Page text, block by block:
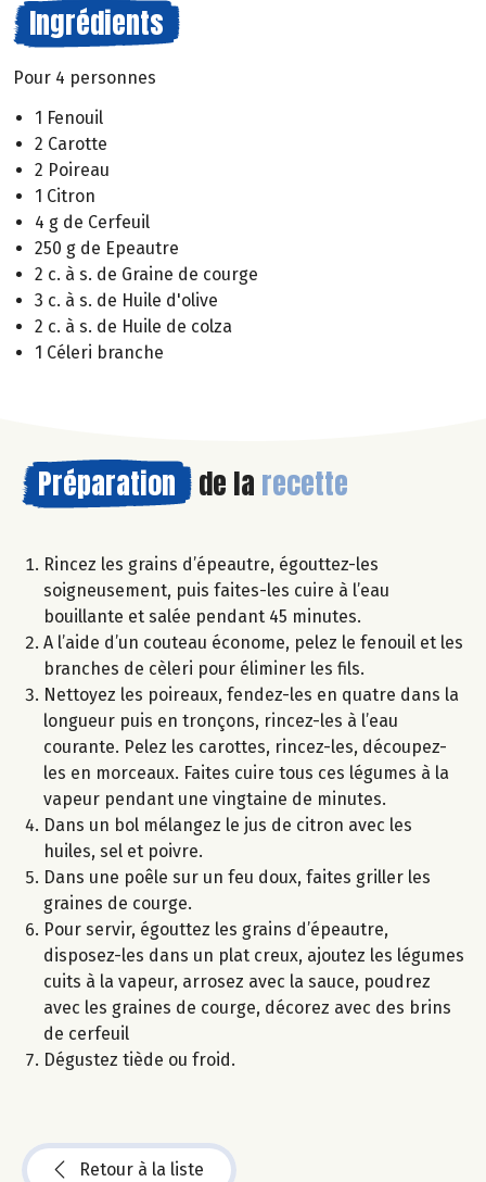
Ingrédients
Pour 4 personnes
1 Fenouil
2 Carotte
2 Poireau
1 Citron
4 g de Cerfeuil
250 g de Epeautre
2 c. à s. de Graine de courge
3 c. à s. de Huile d'olive
2 c. à s. de Huile de colza
1 Céleri branche
Préparation de la recette
Rincez les grains d’épeautre, égouttez-les
soigneusement, puis faites-les cuire à l’eau
bouillante et salée pendant 45 minutes.
A l’aide d’un couteau économe, pelez le fenouil et les
branches de cèleri pour éliminer les fils.
Nettoyez les poireaux, fendez-les en quatre dans la
longueur puis en tronçons, rincez-les à l’eau
courante. Pelez les carottes, rincez-les, découpez-
les en morceaux. Faites cuire tous ces légumes à la
vapeur pendant une vingtaine de minutes.
Dans un bol mélangez le jus de citron avec les
huiles, sel et poivre.
Dans une poêle sur un feu doux, faites griller les
graines de courge.
Pour servir, égouttez les grains d’épeautre,
disposez-les dans un plat creux, ajoutez les légumes
cuits à la vapeur, arrosez avec la sauce, poudrez
avec les graines de courge, décorez avec des brins
de cerfeuil
Dégustez tiède ou froid.
Retour à la liste